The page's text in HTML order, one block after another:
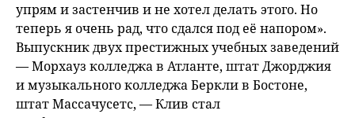
упрям и застенчив и не хотел делать этого. Но
теперь я очень рад, что сдался под её напором».
Выпускник двух престижных учебных заведений
— Морхауз колледжа в Атланте, штат Джорджия
и музыкального колледжа Беркли в Бостоне,
штат Массачусетс, — Клив стал